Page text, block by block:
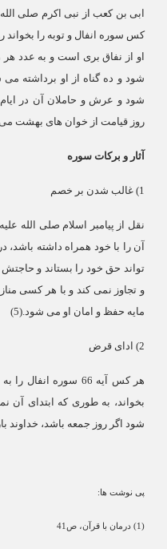
ابی بن کعب از نبی اکرم صلی
کس سوره انفال و توبه را بخواند
او از نفاق بری است و به عدد هر
شود و ده گناه از او برداشته
شود و عرش و حاملان آن در
روز قیامت از خوان های بهشت می
آثار و برکات سوره
غالب شدن بر خصم
نقل از پیامبر اسلام صلی الله
آن را با خود همراه داشته باشد،
تواند حق خود را بستاند و
و تجاوز نمی کند و با هر کسی
مایه حفظ و امان او می شود.(5 )
ادای قرض
هر کس آیه 66 سوره
بخواند، به طوری که ابتدای آن
شود اگر روز جمعه باشد، خداوند بار
پی نوشت ها
درمان با قرآن، ص41